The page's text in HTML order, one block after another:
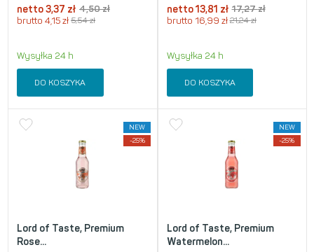
netto3,37 zł 4,50zł
brutto 4,15 zł 5,54zł
Wysyłka 24 h
DO KOSZYKA
netto 13,81 zł 17,27zł
brutto 16,99 zł 21,24zł
Wysyłka 24 h
DO KOSZYKA
NEW
-25%
Lord of Taste, Premium
Rose...
NEW
-25%
Lord of Taste, Premium
Watermelon...